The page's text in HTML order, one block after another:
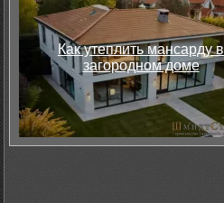
Как утеплить мансарду в
загородном доме